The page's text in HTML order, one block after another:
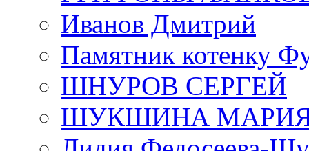
Иванов Дмитрий
Памятник котенку
ШНУРОВ СЕРГЕЙ
ШУКШИНА